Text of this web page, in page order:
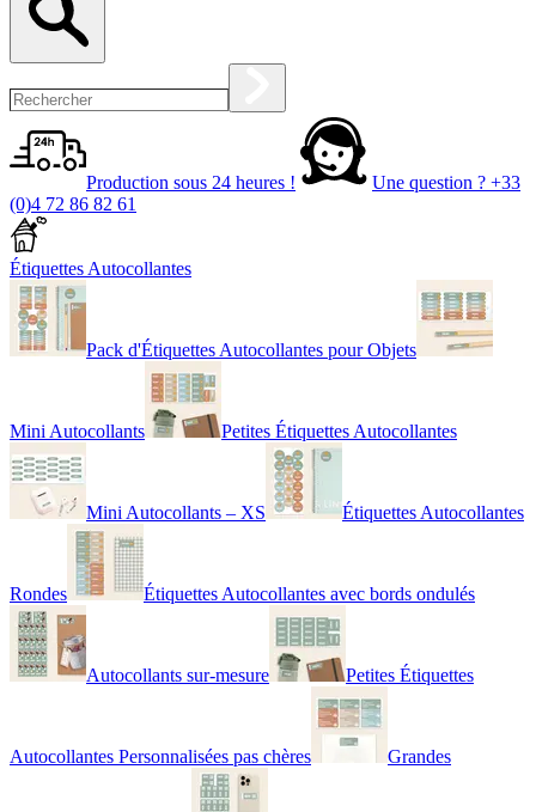
Production sous 24 heures ! Une question ? +33
(0)4 72 86 82 61
Étiquettes Autocollantes
Pack d'Étiquettes Autocollantes pour Objets
Mini Autocollants Petites Étiquettes Autocollantes
Mini Autocollants – XS Étiquettes Autocollantes
Rondes Étiquettes Autocollantes avec bords ondulés
Autocollants sur-mesure Petites Étiquettes
Autocollantes Personnalisées pas chères Grandes